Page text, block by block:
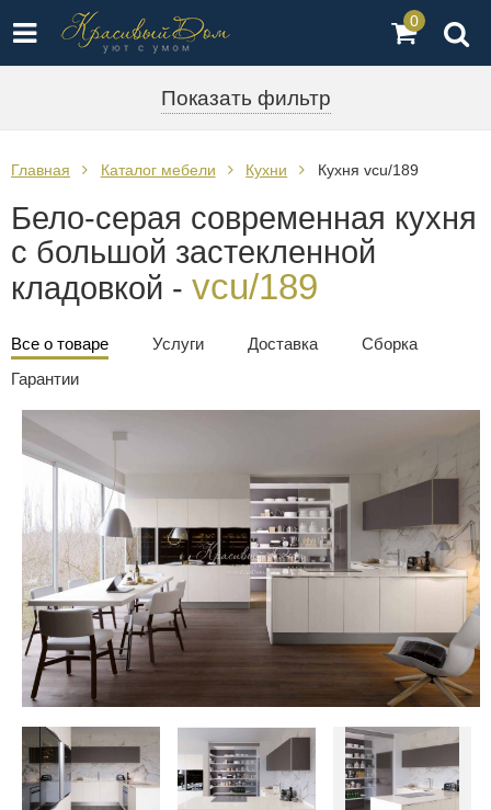
0
Показать фильтр
Главная Каталог мебели Кухни Кухня vcu/189
Бело-серая современная кухня
с большой застекленной
кладовкой - vcu/189
Все о товаре Услуги Доставка
Сборка
Гарантии